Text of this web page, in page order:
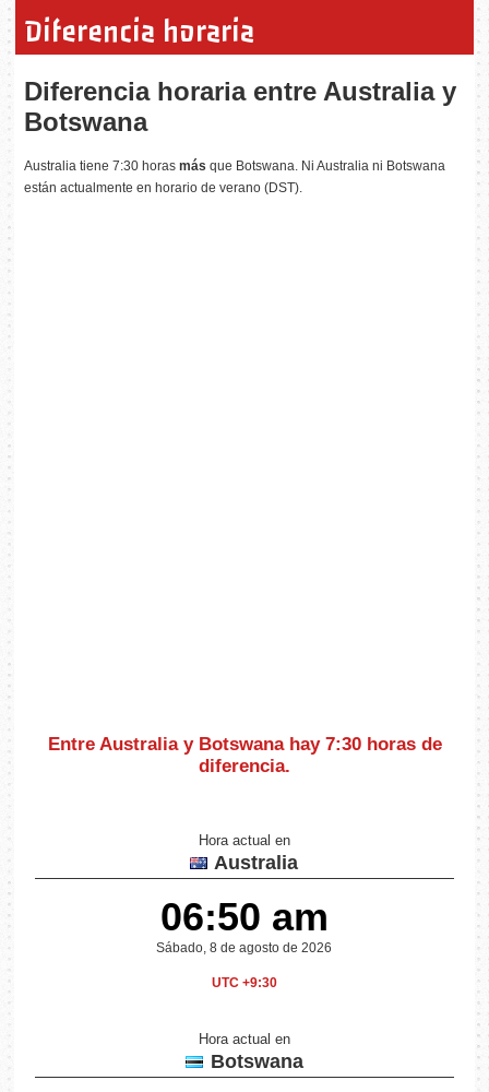
Diferencia horaria
Diferencia horaria entre Australia y
Botswana
Australia tiene 7:30 horasmás que Botswana. Ni Australia ni Botswana
están actualmente en horario de verano (DST).
Entre Australia y Botswana hay 7:30 horas de
diferencia.
Hora actual en
Australia
06:50 am
Sábado, 8 de agosto de 2026
UTC +9:30
Hora actual en
Botswana